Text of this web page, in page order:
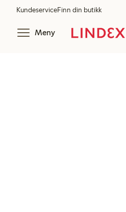
KundeserviceFinn din butikk
Meny